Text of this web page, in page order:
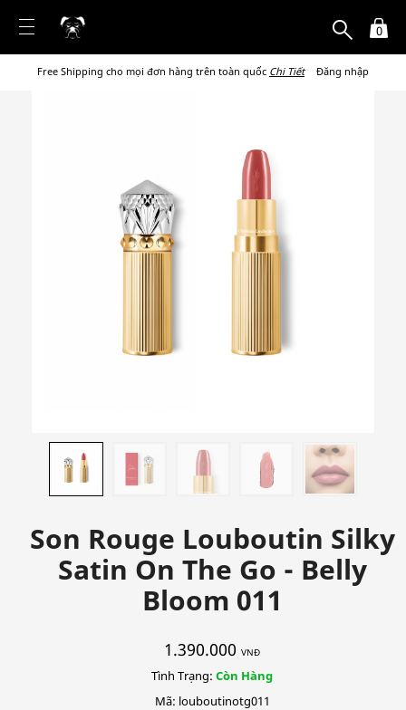
0
Free Shipping cho mọi đơn hàng trên toàn quốc Chi Tiết Đăng nhập
Son Rouge Louboutin Silky
Satin On The Go - Belly
Bloom 011
1.390.000 VNĐ
Tình Trạng: Còn Hàng
Mã: louboutinotg011